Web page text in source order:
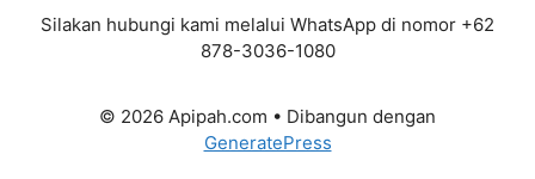
Silakan hubungi kami melalui WhatsApp di nomor +62
878-3036-1080
© 2026 Apipah.com • Dibangun dengan
GeneratePress